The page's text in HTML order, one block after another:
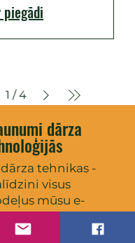
1 / 4
dārza
tehnikas -
visus
mūsu e-
profesionālu
Jūrmalā!